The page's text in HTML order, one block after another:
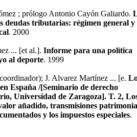
; prólogo Antonio Cayón Galiardo.
deudas tributarias: régimen general y
. 2000
... [et al.]. Informe para una política
al deporte. 1999
J. Alvarez Martínez ... [e.
España /[Seminario de derecho
Universidad de Zaragoza]. T. 2,
añadido, transmisiones
y los impuestos especiales.